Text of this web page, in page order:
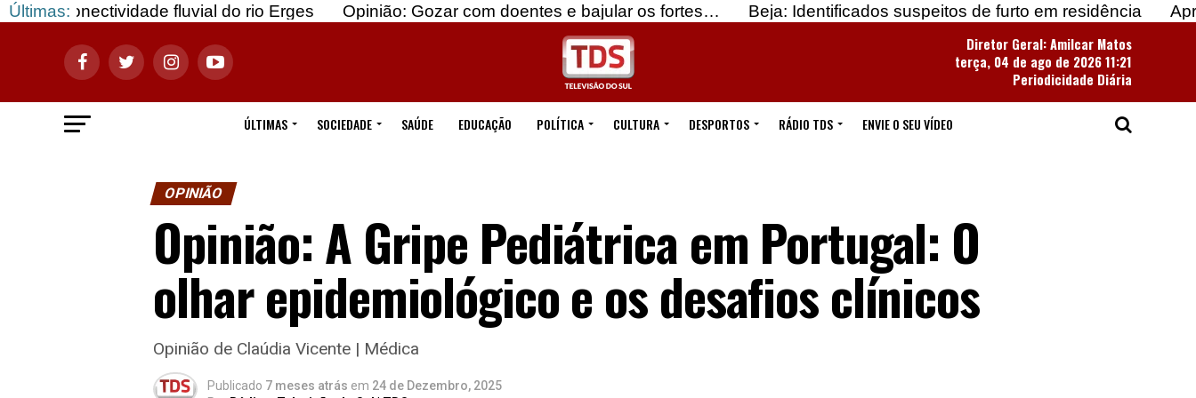
Últimas: fluvial do rio Erges Opinião: Gozar com doentes e bajular os fortes… Beja: Identificados suspeitos de furto em residência
Apreendidas
Diretor Geral: Amilcar Matos
terça, 04 de ago de 2026 11:21
Periodicidade Diária
ÚLTIMAS SOCIEDADE SAÚDE EDUCAÇÃO POLÍTICA CULTURA DESPORTOS RÁDIO TDS ENVIE O SEU VÍDEO
OPINIÃO
Opinião: A Gripe Pediátrica em Portugal: O
olhar epidemiológico e os desafios clínicos
Opinião de Claúdia Vicente | Médica
Publicado 7 meses atrás em 24 de Dezembro, 2025